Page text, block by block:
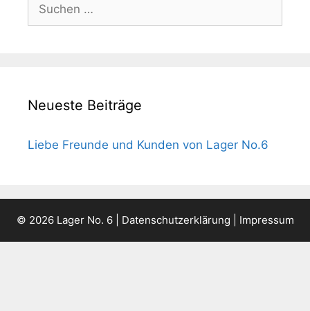
nach:
Neueste Beiträge
Liebe Freunde und Kunden von Lager No.6
© 2026 Lager No. 6 | Datenschutzerklärung Impressum